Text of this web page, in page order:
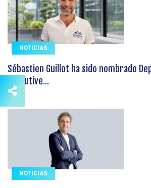
NOTICIAS
Sébastien Guillot ha sido nombrado
Executive...
NOTICIAS